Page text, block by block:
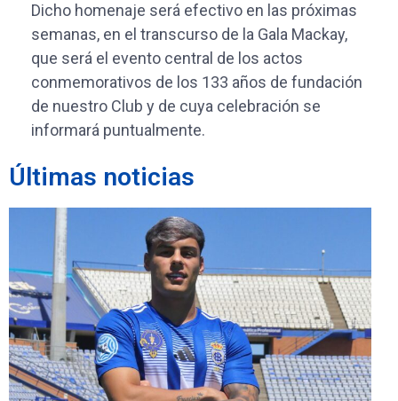
Dicho homenaje será efectivo en las próximas
semanas, en el transcurso de la Gala Mackay,
que será el evento central de los actos
conmemorativos de los 133 años de fundación
de nuestro Club y de cuya celebración se
informará puntualmente.
Últimas noticias